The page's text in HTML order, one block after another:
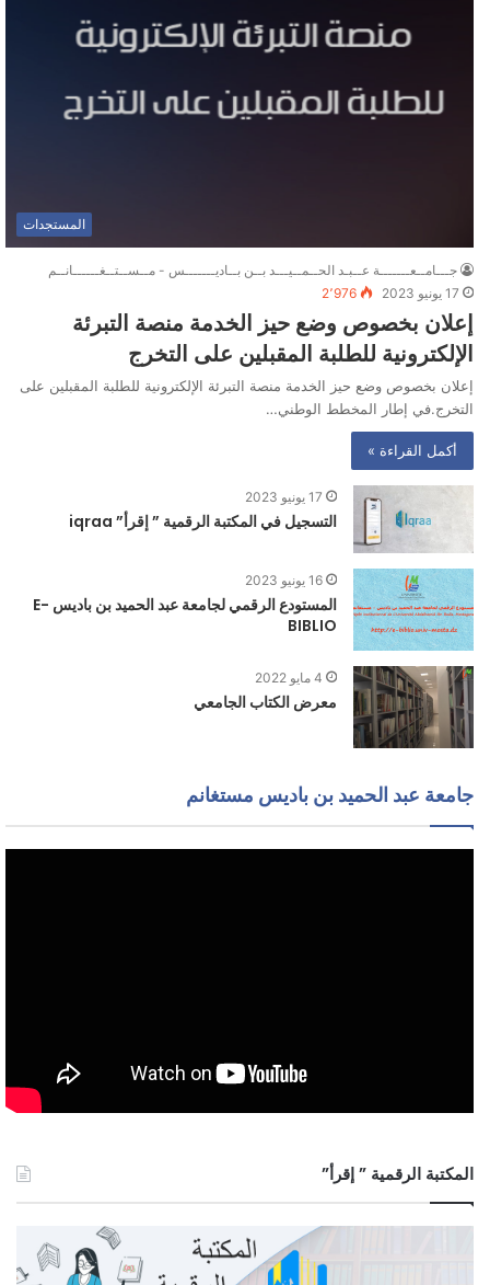
المستجدات
جـــامــعـــــــة عــبـد الحــمــيـــد بــن بــاديـــــــس - مــســتــغــــــانــم
17 يونيو 2023
2٬976
إعلان بخصوص وضع حيز الخدمة منصة التبرئة
الإلكترونية للطلبة المقبلين على التخرج
إعلان بخصوص وضع حيز الخدمة منصة التبرئة الإلكترونية للطلبة المقبلين على
التخرج.في إطار المخطط الوطني…
أكمل القراءة »
17 يونيو 2023
التسجيل في المكتبة الرقمية ” إقرأ” iqraa
16 يونيو 2023
المستودع الرقمي لجامعة عبد الحميد بن باديس E-
BIBLIO
4 مايو 2022
معرض الكتاب الجامعي
جامعة عبد الحميد بن باديس مستغانم
المكتبة الرقمية ” إقرأ”